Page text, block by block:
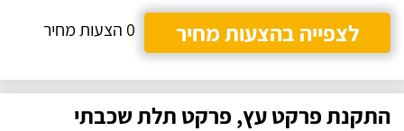
לצפייה בהצעות מחיר
0 הצעות מחיר
התקנת פרקט עץ, פרקט תלת שכבתי